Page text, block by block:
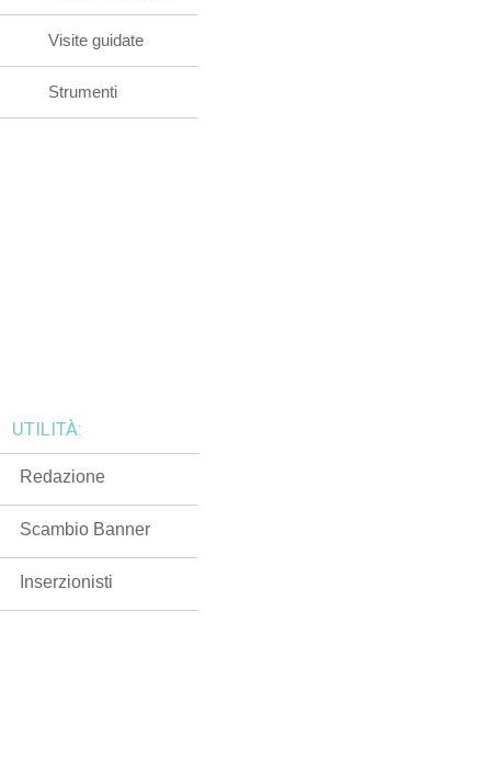
Visite guidate
Strumenti
UTILITÀ:
Redazione
Scambio Banner
Inserzionisti